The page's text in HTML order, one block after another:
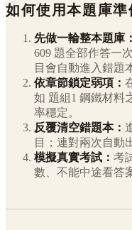
如何使用本題庫
先做一輪整本題庫：
609 題全部作答一
目會自動進入錯題
依章節鎖定弱項：
如 題組1 鋼鐵材料
率穩定。
反覆清空錯題本：
目；連對兩次自動
模擬真實考試： 考
數、不能中途看答